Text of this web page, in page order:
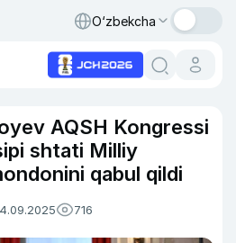
O‘zbekcha
AQSH Kongressi
shtati Milliy
qabul qildi
716